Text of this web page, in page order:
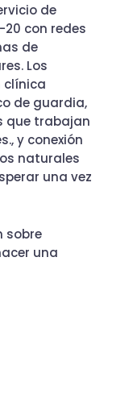
de
con redes
de
Los
clínica
de guardia,
que trabajan
y conexión
naturales
una vez
sobre
una